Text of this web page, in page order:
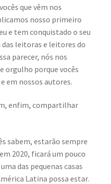
que vêm nos
nosso primeiro
e tem conquistado o seu
leitoras e leitores do
parecer, nós nos
orgulho porque vocês
em nossos autores.
enfim, compartilhar
sabem, estarão sempre
2020, ficará um pouco
das pequenas casas
Latina possa estar.